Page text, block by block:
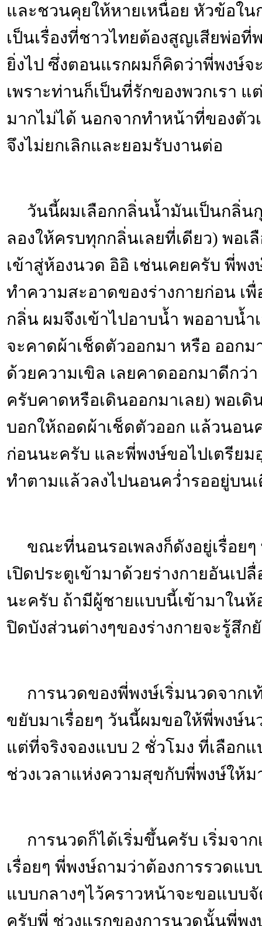
และชวนคุยให้หายเหนื่อย หัวข้อใ
เป็นเรื่องที่ชาวไทยต้องสูญเสียพ่อที่
ยิ่งไป ซึ่งตอนแรกผมก็คิดว่าพี่พงษ์จ
เพราะท่านก็เป็นที่รักของพวกเรา แ
มากไม่ได้ นอกจากทำหน้าที่ของตัว
จึงไม่ยกเลิกและยอมรับงานต่อ
วันนี้ผมเลือกกลิ่นน้ำมันเป็นกลิ่น
ลองให้ครบทุกกลิ่นเลยที่เดียว) พอเ
เข้าสู่ห้องนวด อิอิ เช่นเคยครับ พี่พ
ทำความสะอาดของร่างกายก่อน เ
กลิ่น ผมจึงเข้าไปอาบน้ำ พออาบน้ำ
จะคาดผ้าเช็ดตัวออกมา หรือ ออกม
ด้วยความเขิล เลยคาดออกมาดีกว่
ครับคาดหรือเดินออกมาเลย) พอเ
บอกให้ถอดผ้าเช็ดตัวออก แล้วนอน
ก่อนนะครับ และพี่พงษ์ขอไปเตรีย
ทำตามแล้วลงไปนอนคว่ำรออยู่บน
ขณะที่นอนรอเพลงก็ดังอยู่เรื่อยๆ
เปิดประตูเข้ามาด้วยร่างกายอันเป
นะครับ ถ้ามีผู้ชายแบบนี้เข้ามาในห้
ปิดบังส่วนต่างๆของร่างกายจะรู้สึก
การนวดของพี่พงษ์เริ่มนวดจากเ
ขยับมาเรื่อยๆ วันนี้ผมขอให้พี่พงษ์น
แต่ที่จริงจองแบบ 2 ชั่วโมง ที่เลือก
ช่วงเวลาแห่งความสุขกับพี่พงษ์ให้
การนวดก็ได้เริ่มขึ้นครับ เริ่มจาก
เรื่อยๆ พี่พงษ์ถามว่าต้องการรวดแบ
แบบกลางๆไว้คราวหน้าจะขอแบบ
ครับพี่ ช่วงแรกของการนวดนั้นพี่พง